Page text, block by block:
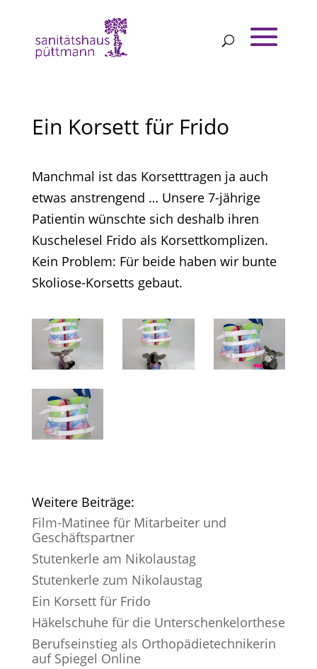
Ein Korsett für Frido
Manchmal ist das Korsetttragen ja auch
etwas anstrengend … Unsere 7-jährige
Patientin wünschte sich deshalb ihren
Kuschelesel Frido als Korsettkomplizen.
Kein Problem: Für beide haben wir bunte
Skoliose-Korsetts gebaut.
Weitere Beiträge:
Film-Matinee für Mitarbeiter und
Geschäftspartner
Stutenkerle am Nikolaustag
Stutenkerle zum Nikolaustag
Ein Korsett für Frido
Häkelschuhe für die Unterschenkelorthese
Berufseinstieg als Orthopädietechnikerin
auf Spiegel Online